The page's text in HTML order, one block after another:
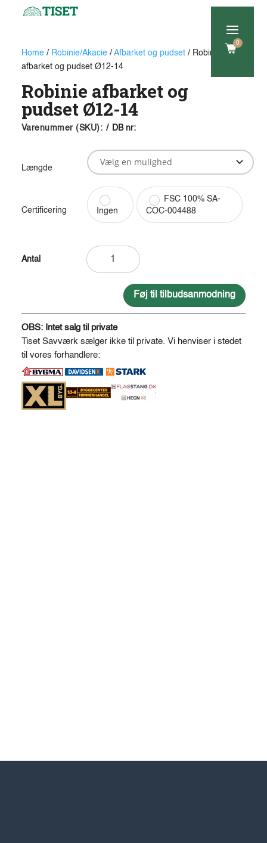
a
0
Home/ Robinie/Akacie/ Afbarket og pudset/ Robinie
afbarket og pudset Ø12-14
Robinie afbarket og
pudset Ø12-14
Varenummer (SKU): / DB nr:
Længde
Certificering Ingen
FSC 100% SA-
COC-004488
Føj til tilbudsanmodning
A
l
t
e
r
n
t
OBS: Intet salg til private
Tiset Savværk sælger ikke til private. Vi henviser i stedet
til vores forhandlere: